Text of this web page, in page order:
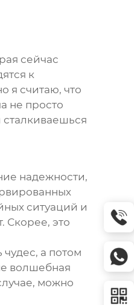
сейчас
к
я считаю, что
не просто
сталкиваешься
надежности,
ситуаций и
Скорее, это
а потом
волшебная
можно